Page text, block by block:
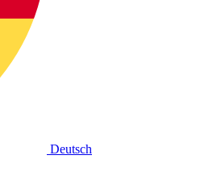
Deutsch